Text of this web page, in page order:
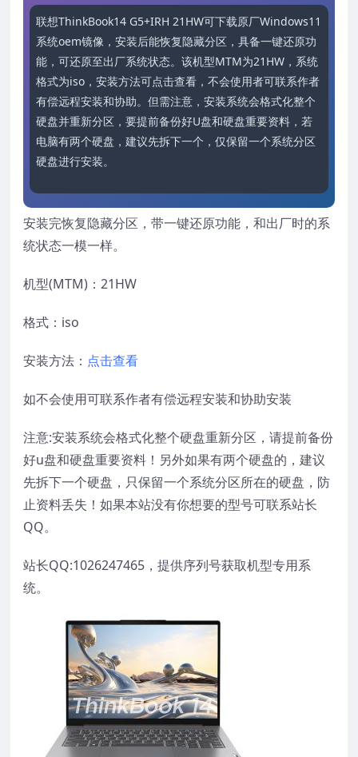
联想ThinkBook14 G5+IRH 21HW可下载原厂Windows11
系统oem镜像，安装后能恢复隐藏分区，具备一键还原功
能，可还原至出厂系统状态。该机型MTM为21HW，系统
格式为iso，安装方法可点击查看，不会使用者可联系作者
有偿远程安装和协助。但需注意，安装系统会格式化整个
硬盘并重新分区，要提前备份好U盘和硬盘重要资料，若
电脑有两个硬盘，建议先拆下一个，仅保留一个系统分区
硬盘进行安装。
安装完恢复隐藏分区，带一键还原功能，和出厂时的系
统状态一模一样。
机型(MTM)：21HW
格式：iso
安装方法： 点击查看
如不会使用可联系作者有偿远程安装和协助安装
注意:安装系统会格式化整个硬盘重新分区，请提前备份
好u盘和硬盘重要资料！另外如果有两个硬盘的，建议
先拆下一个硬盘，只保留一个系统分区所在的硬盘，防
止资料丢失！如果本站没有你想要的型号可联系站长
QQ。
站长QQ:1026247465，提供序列号获取机型专用系
统。